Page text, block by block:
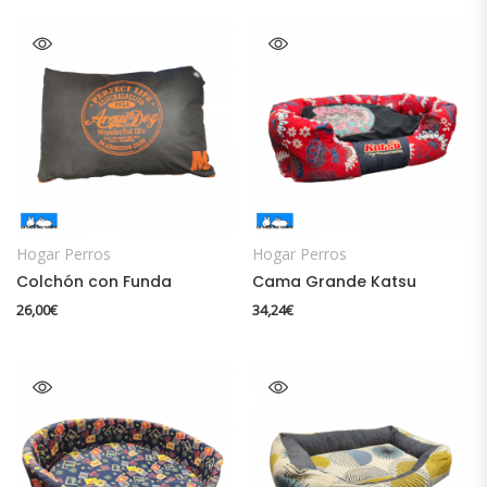
Hogar Perros
Colchón con Funda
26,00€
Hogar Perros
Cama Grande Katsu
34,24€